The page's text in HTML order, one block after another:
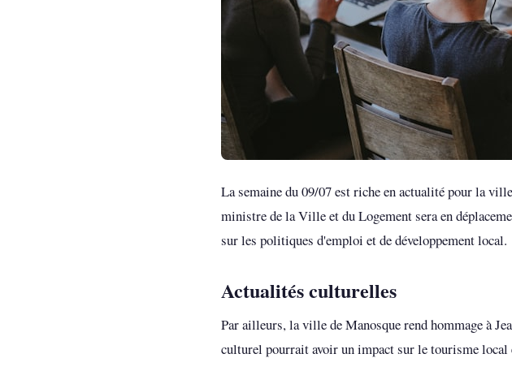
La semaine du 09/07 est riche en actualité pour la
ministre de la Ville et du Logement sera en
sur les politiques d'emploi et de développement local.
Actualités culturelles
Par ailleurs, la ville de Manosque rend hommage à
culturel pourrait avoir un impact sur le tourisme local